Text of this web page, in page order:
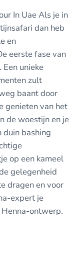
In Uae Als je in
dan heb
en
eerste fase van
unieke
zult
baant door
genieten van het
de woestijn en je
duin bashing
op een kameel
gelegenheid
dragen en voor
expert je
ontwerp.